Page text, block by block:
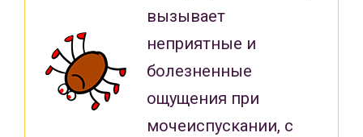
вызывает
неприятные и
болезненные
ощущения при
мочеиспускании, с